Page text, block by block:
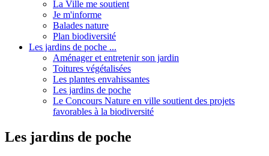
La Ville me soutient
Je m'informe
Balades nature
Plan biodiversité
Les jardins de poche ...
Aménager et entretenir son jardin
Toitures végétalisées
Les plantes envahissantes
Les jardins de poche
Le Concours Nature en ville soutient des projets
favorables à la biodiversité
Les jardins de poche